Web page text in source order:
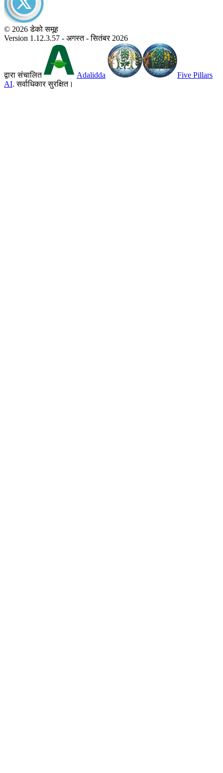
© 2026 डेको समूह
Version 1.12.3.57 - अगस्त - सितंबर 2026
द्वारा संचालित Adalidda
Five Pillars
AI. सर्वाधिकार सुरक्षित।